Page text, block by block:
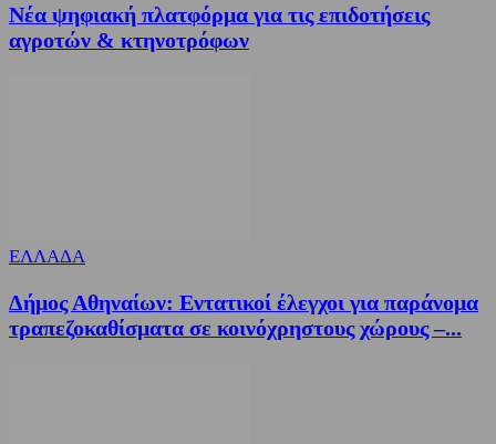
Νέα ψηφιακή πλατφόρμα για τις επιδοτήσεις
αγροτών & κτηνοτρόφων
ΕΛΛΑΔΑ
Δήμος Αθηναίων: Εντατικοί έλεγχοι για παράνομα
τραπεζοκαθίσματα σε κοινόχρηστους χώρους –...